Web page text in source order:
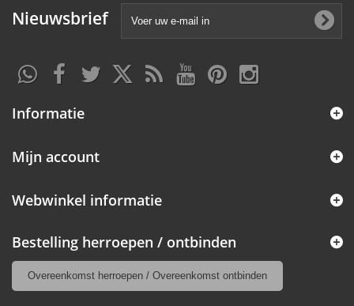
Nieuwsbrief
Informatie
Mijn account
Webwinkel informatie
Bestelling herroepen / ontbinden
Overeenkomst herroepen / Overeenkomst ontbinden